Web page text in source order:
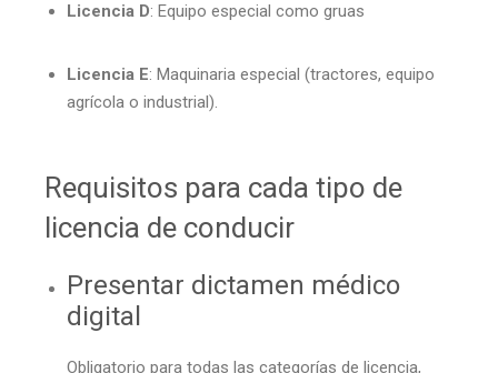
Licencia D: Equipo especial como gruas
Licencia E: Maquinaria especial (tractores, equipo
agrícola o industrial).
Requisitos para cada tipo de
licencia de conducir
Presentar dictamen médico
digital
Obligatorio para todas las categorías de licencia,